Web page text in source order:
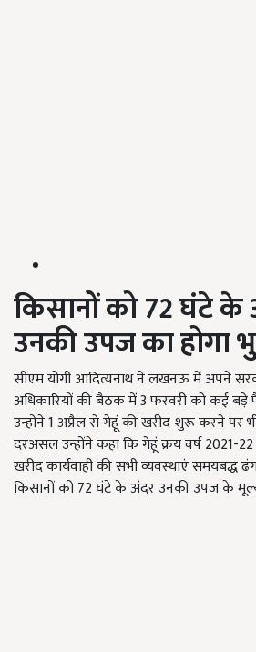
किसानों को 72 घंटे के
उनकी उपज काहोगा
सीएम योगी आदित्यनाथ ने लखनऊ में अपने
अधिकारियों की बैठक में 3 फरवरी को कई
उन्होंने 1 अप्रैल से गेहूं की खरीद शुरू करने पर
दरअसल उन्होंने कहा कि गेहूं क्रय वर्ष 2021-
खरीद कार्यवाही की सभी व्यवस्थाएं समयबद्ध
किसानों को 72 घंटे के अंदर उनकी उपज के